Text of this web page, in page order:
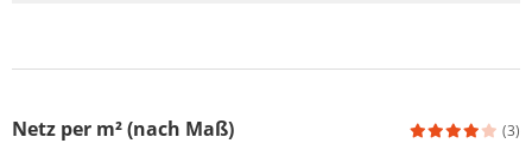
Netz per m² (nach Maß) (3)